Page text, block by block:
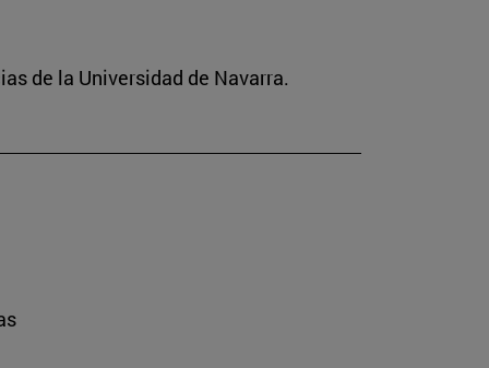
de la Universidad de Navarra.